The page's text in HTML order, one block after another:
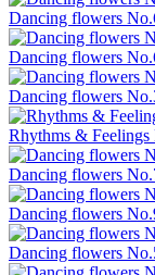
Dancing flowers
Dancing flowers
Dancing flowers
Rhythms & Feelings
Dancing flowers
Dancing flowers
Dancing flowers